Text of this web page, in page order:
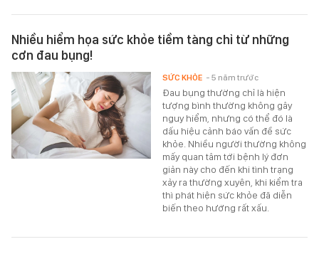
Nhiều hiểm họa sức khỏe tiềm tàng chỉ từ những
cơn đau bụng!
Đau bụng thường chỉ là hiện
tượng bình thường không gây
nguy hiểm, nhưng có thể đó là
dấu hiệu cảnh báo vấn đề sức
khỏe. Nhiều người thường không
mấy quan tâm tới bệnh lý đơn
giản này cho đến khi tình trạng
xảy ra thường xuyên, khi kiểm tra
thì phát hiện sức khỏe đã diễn
biến theo hướng rất xấu.
SỨC KHỎE - 5 năm trước